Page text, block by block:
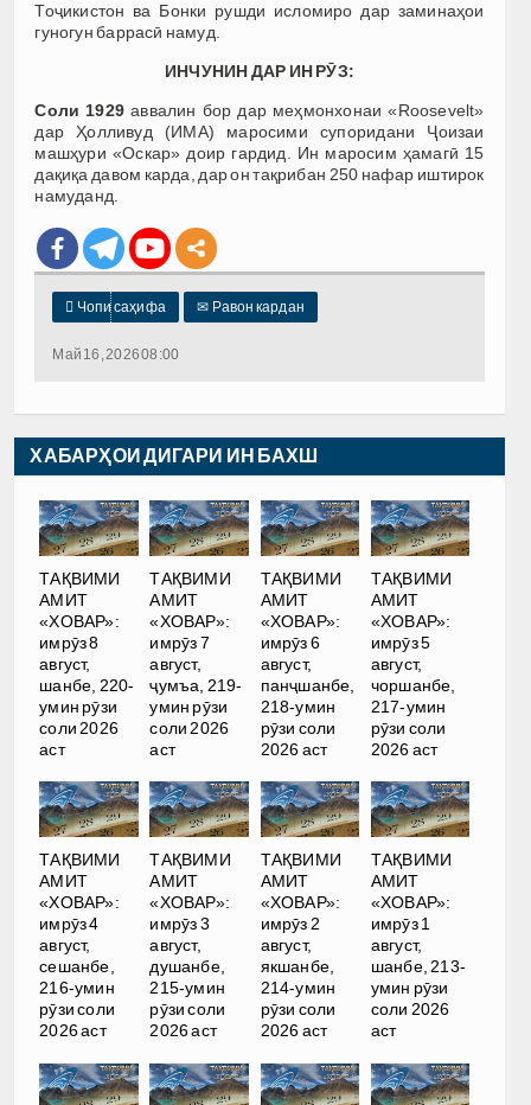
Тоҷикистон ва Бонки рушди исломиро дар заминаҳои
гуногун баррасӣ намуд.
ИНЧУНИН ДАР ИН РӮЗ:
Соли 1929 аввалин бор дар меҳмонхонаи «Roosevelt»
дар Ҳолливуд (ИМА) маросими супоридани Ҷоизаи
машҳури «Оскар» доир гардид. Ин маросим ҳамагӣ 15
дақиқа давом карда, дар он тақрибан 250 нафар иштирок
намуданд.
 Чопи саҳифа ✉ Равон кардан
Май 16, 2026 08:00
ХАБАРҲОИ ДИГАРИ ИН БАХШ
ТАҚВИМИ
АМИТ
«ХОВАР»:
имрӯз 8
август,
шанбе, 220-
умин рӯзи
соли 2026
аст
ТАҚВИМИ
АМИТ
«ХОВАР»:
имрӯз 7
август,
ҷумъа, 219-
умин рӯзи
соли 2026
аст
ТАҚВИМИ
АМИТ
«ХОВАР»:
имрӯз 6
август,
панҷшанбе,
218-умин
рӯзи соли
2026 аст
ТАҚВИМИ
АМИТ
«ХОВАР»:
имрӯз 5
август,
чоршанбе,
217-умин
рӯзи соли
2026 аст
ТАҚВИМИ
АМИТ
«ХОВАР»:
имрӯз 4
август,
сешанбе,
216-умин
рӯзи соли
2026 аст
ТАҚВИМИ
АМИТ
«ХОВАР»:
имрӯз 3
август,
душанбе,
215-умин
рӯзи соли
2026 аст
ТАҚВИМИ
АМИТ
«ХОВАР»:
имрӯз 2
август,
якшанбе,
214-умин
рӯзи соли
2026 аст
ТАҚВИМИ
АМИТ
«ХОВАР»:
имрӯз 1
август,
шанбе, 213-
умин рӯзи
соли 2026
аст